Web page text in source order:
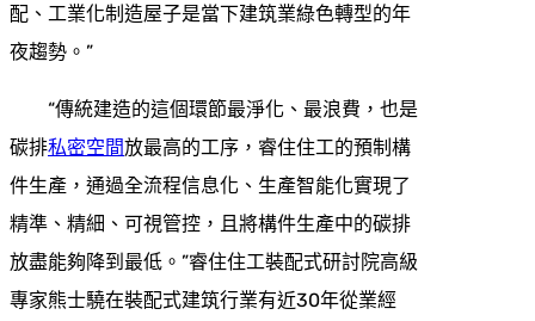
配、工業化制造屋子是當下建筑業綠色轉型的年
夜趨勢。”
“傳統建造的這個環節最淨化、最浪費，也是
碳排私密空間放最高的工序，睿住住工的預制構
件生產，通過全流程信息化、生產智能化實現了
精準、精細、可視管控，且將構件生產中的碳排
放盡能夠降到最低。”睿住住工裝配式研討院高級
專家熊士驍在裝配式建筑行業有近30年從業經